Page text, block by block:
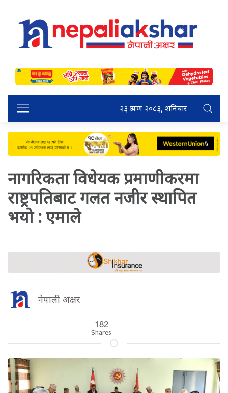
२३ श्रावण २०८३, शनिबार
नागरिकता विधेयक प्रमाणीकरमा
राष्ट्रपतिबाट गलत नजीर स्थापित
भयो : एमाले
नेपाली अक्षर
182
Shares